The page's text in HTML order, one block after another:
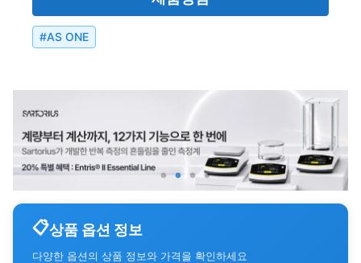
#AS ONE
상품 옵션 정보
다양한 옵션의 상품 정보와 가격을 확인하세요